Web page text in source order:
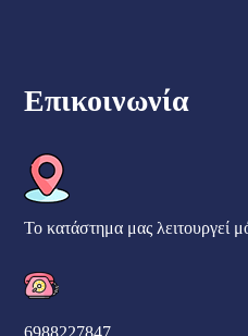
Επικοινωνία
Το κατάστημα μας λειτουργεί